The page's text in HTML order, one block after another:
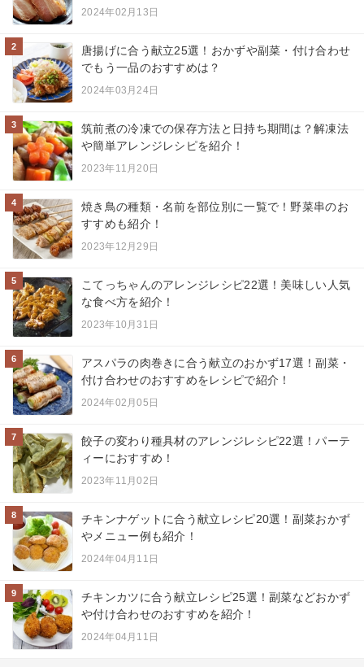
2024年02月13日
2
唐揚げに合う献立25選！おかずや副菜・付け合わせ
でもう一品のおすすめは？
2024年03月24日
3
筑前煮の冷凍での保存方法と日持ち期間は？解凍法
や簡単アレンジレシピを紹介！
2023年11月20日
4
焼き鳥の種類・名前を部位別に一覧で！野菜串のお
すすめも紹介！
2023年12月29日
5
こてっちゃんのアレンジレシピ22選！美味しい人気
な食べ方を紹介！
2023年10月31日
6
アスパラの肉巻きに合う献立のおかず17選！副菜・
付け合わせのおすすめをレシピで紹介！
2024年02月05日
7
餃子の変わり種具材のアレンジレシピ22選！パーテ
ィーにおすすめ！
2023年11月02日
8
チキンナゲットに合う献立レシピ20選！副菜おかず
やメニュー例も紹介！
2024年04月11日
9
チキンカツに合う献立レシピ25選！副菜などおかず
や付け合わせのおすすめを紹介！
2024年04月11日